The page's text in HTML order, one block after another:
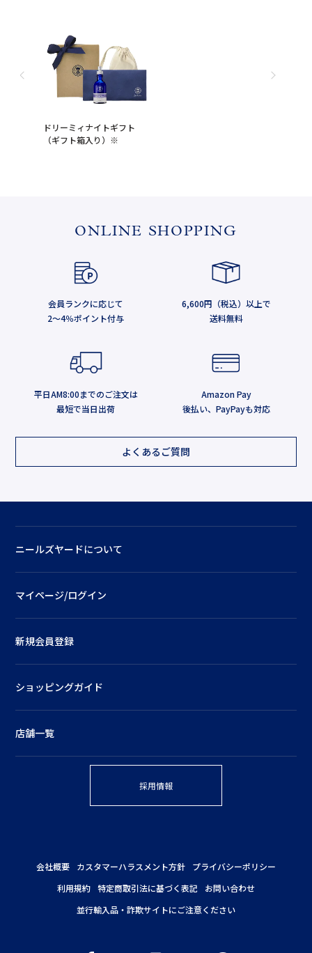
ドリーミィナイトギフト
（ギフト箱入り）※
ONLINE SHOPPING
会員ランクに応じて
2～4％ポイント付与
6,600円（税込）以上で
送料無料
平日AM8:00までのご注文は
最短で当日出荷
Amazon Pay
後払い、PayPayも対応
よくあるご質問
ニールズヤードについて
マイページ/ログイン
新規会員登録
ショッピングガイド
店舗一覧
採用情報
会社概要 カスタマーハラスメント方針
プライバシーポリシー
利用規約 特定商取引法に基づく表記
お問い合わせ
並行輸入品・詐欺サイトにご注意ください